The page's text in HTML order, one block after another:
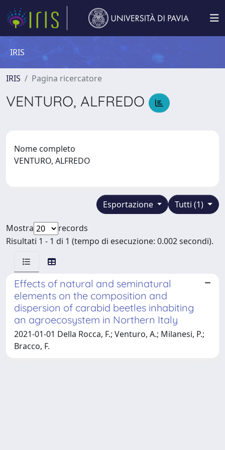
IRIS
IRIS Pagina ricercatore
VENTURO, ALFREDO
Nome completo
VENTURO, ALFREDO
Tutti (1)
Esportazione
Mostra
records
Risultati 1 - 1 di 1 (tempo di esecuzione: 0.002 secondi).
Effects of natural and seminatural
elements on the composition and
dispersion of carabid beetles inhabiting
an agroecosystem in Northern Italy
2021-01-01 Della Rocca, F.; Venturo, A.; Milanesi, P.;
Bracco, F.